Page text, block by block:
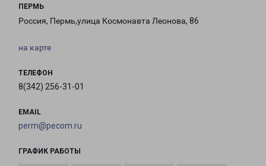
ПЕРМЬ
Россия, Пермь,улица Космонавта Леонова, 86
на карте
ТЕЛЕФОН
8(342) 256-31-01
EMAIL
perm@pecom.ru
ГРАФИК РАБОТЫ